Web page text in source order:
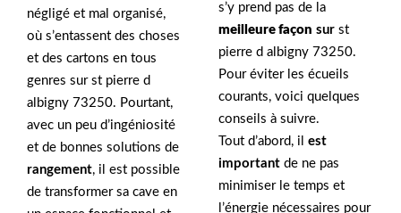
négligé et mal organisé,
où s’entassent des choses
et des cartons en tous
genres sur st pierre d
albigny 73250. Pourtant,
avec un peu d’ingéniosité
et de bonnes solutions de
rangement, il est possible
de transformer sa cave en
s’y prend pas de la
meilleure façon sur st
pierre d albigny 73250.
Pour éviter les écueils
courants, voici quelques
conseils à suivre.
Tout d’abord, il est
important de ne pas
minimiser le temps et
l’énergie nécessaires pour